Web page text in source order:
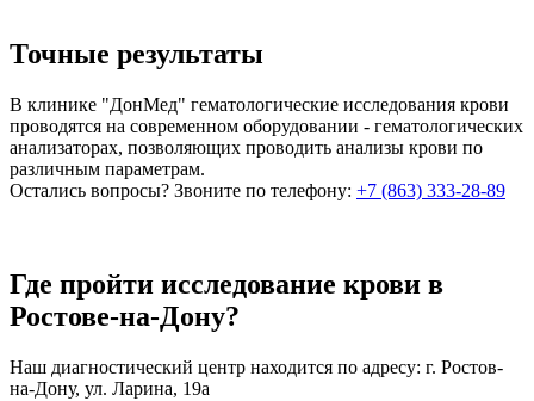
Точные результаты
В клинике "ДонМед" гематологические исследования крови
проводятся на современном оборудовании - гематологических
анализаторах, позволяющих проводить анализы крови по
различным параметрам.
Остались вопросы? Звоните по телефону: +7 (863) 333-28-89
Где пройти исследование крови в
Ростове-на-Дону?
Наш диагностический центр находится по адресу: г. Ростов-
на-Дону, ул. Ларина, 19а